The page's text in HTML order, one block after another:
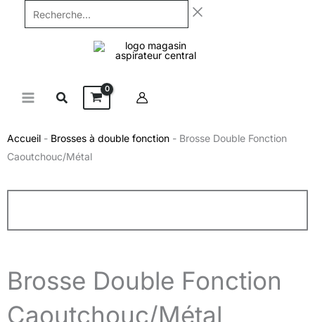
Recherche...
Accueil - Brosses à double fonction - Brosse Double Fonction
Caoutchouc/Métal
Brosse Double Fonction
Caoutchouc/Métal